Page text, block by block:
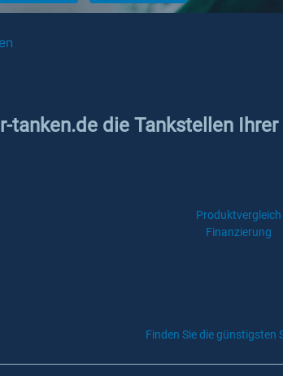
tanken.de die Tankstellen
Produktvergleich
Finanzierung
Finden Sie die günstigsten